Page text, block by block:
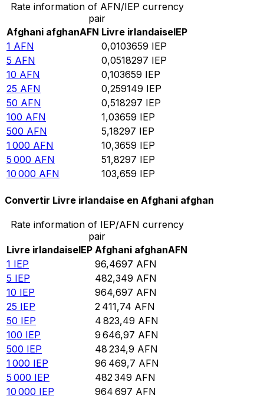
Rate information of AFN/IEP currency
pair
Afghani afghanAFN Livre irlandaiseIEP
1 AFN 0,0103659 IEP
5 AFN 0,0518297 IEP
10 AFN 0,103659 IEP
25 AFN 0,259149 IEP
50 AFN 0,518297 IEP
100 AFN 1,03659 IEP
500 AFN 5,18297 IEP
1 000 AFN 10,3659 IEP
5 000 AFN 51,8297 IEP
10 000 AFN 103,659 IEP
Convertir Livre irlandaise en Afghani afghan
Rate information of IEP/AFN currency
pair
Livre irlandaiseIEP Afghani afghanAFN
1 IEP 96,4697 AFN
5 IEP 482,349 AFN
10 IEP 964,697 AFN
25 IEP 2 411,74 AFN
50 IEP 4 823,49 AFN
100 IEP 9 646,97 AFN
500 IEP 48 234,9 AFN
1 000 IEP 96 469,7 AFN
5 000 IEP 482 349 AFN
10 000 IEP 964 697 AFN